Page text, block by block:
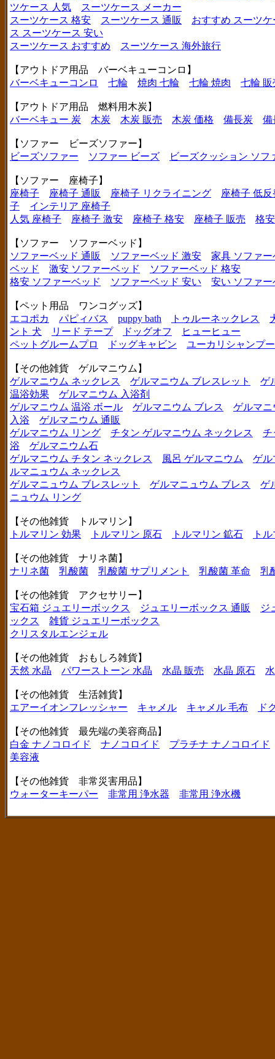
ツケース 人気
スーツケース メーカー
スーツケース 格安
スーツケース 通販
おすすめ スーツケ
ス スーツケース 安い
スーツケース おすすめ
スーツケース 海外旅行
【アウトドア用品 バーベキューコンロ】
バーベキューコンロ
七輪 焼肉 七輪 七輪 焼肉 七輪 販
【アウトドア用品 燃料用木炭】
バーベキュー 炭
木炭 木炭 販売 木炭 価格 備長炭 備
【ソファー ビーズソファー】
ビーズソファー
ソファー ビーズ ビーズクッション ソフ
【ソファー 座椅子】
座椅子
座椅子 通販 座椅子 リクライニング
座椅子 低反
子
インテリア 座椅子
人気 座椅子
座椅子 激安 座椅子 格安 座椅子 販売 格
【ソファー ソファーベッド】
ソファーベッド 通販
ソファーベッド 激安
家具 ソファー
ベッド
激安 ソファーベッド
ソファーベッド 格安
格安 ソファーベッド
ソファーベッド 安い 安い ソファー
【ペット用品 ワンコグッズ】
エコポカ
パピィバス puppy bath トゥルーネックレス
ント 犬
リード テープ ドッグオフ
ヒューヒュー
ペットグルームプロ
ドッグキャビン ユーカリシャンプー
【その他雑貨 ゲルマニウム】
ゲルマニウム ネックレス
ゲルマニウム ブレスレット
ゲ
温浴効果
ゲルマニウム 入浴剤
ゲルマニウム 温浴 ボール
ゲルマニウム ブレス
ゲルマニ
入浴
ゲルマニウム 通販
ゲルマニウム リング
チタン ゲルマニウム ネックレス
チ
浴
ゲルマニウム石
ゲルマニウム チタン ネックレス
風呂 ゲルマニウム
ゲル
ルマニュウム ネックレス
ゲルマニュウム ブレスレット
ゲルマニュウム ブレス
ゲ
ニュウム リング
【その他雑貨 トルマリン】
トルマリン 効果
トルマリン 原石 トルマリン 鉱石 ト
【その他雑貨 ナリネ菌】
ナリネ菌
乳酸菌 乳酸菌 サプリメント 乳酸菌 革命 乳
【その他雑貨 アクセサリー】
宝石箱 ジュエリーボックス
ジュエリーボックス 通販
ジ
ックス
雑貨 ジュエリーボックス
クリスタルエンジェル
【その他雑貨 おもしろ雑貨】
天然 水晶
パワーストーン 水晶 水晶 販売 水晶 原石
【その他雑貨 生活雑貨】
エアーイオンフレッシャー
キャメル キャメル 毛布 ド
【その他雑貨 最先端の美容商品】
白金 ナノコロイド
ナノコロイド
プラチナ ナノコロイド
美容液
【その他雑貨 非常災害用品】
ウォーターキーパー
非常用 浄水器 非常用 浄水機